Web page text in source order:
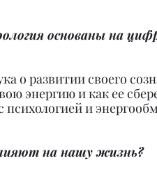
основаны на
о развитии своего
энергию и как ее
психологией и
на нашу жизнь?